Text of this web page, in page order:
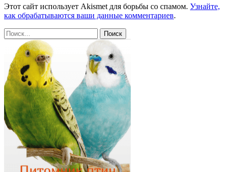
Этот сайт использует Akismet для борьбы со спамом. Узнайте,
как обрабатываются ваши данные комментариев.